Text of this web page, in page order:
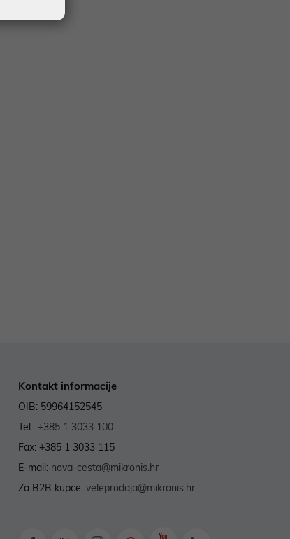
Kontakt informacije
OIB: 59964152545
Tel.: +385 1 3033 100
Fax: +385 1 3033 115
E-mail: nova-cesta@mikronis.hr
Za B2B kupce: veleprodaja@mikronis.hr